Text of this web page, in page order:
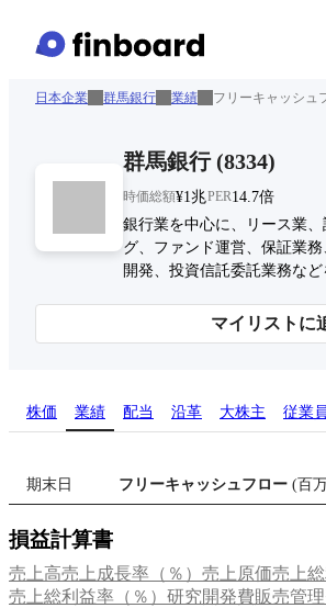
日本企業 群馬銀行 業績 フリーキャッシュ
群馬銀行(8334)
時価総額¥1兆PER14.7倍
銀行業を中心に、リース業
グ、ファンド運営、保証業
開発、投資信託委託業務など
マイリストに
株価 業績 配当 沿革 大株主 従業員
期末日 フリーキャッシュフロー (百
損益計算書
売上高売上成長率（％） 売上原価売上
売上総利益率（％） 研究開発費販売管